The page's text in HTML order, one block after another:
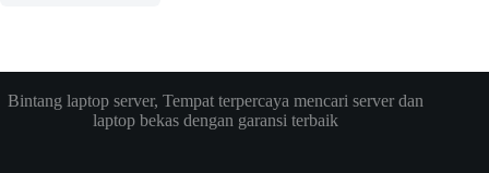
Bintang laptop server, Tempat terpercaya mencari server dan
laptop bekas dengan garansi terbaik